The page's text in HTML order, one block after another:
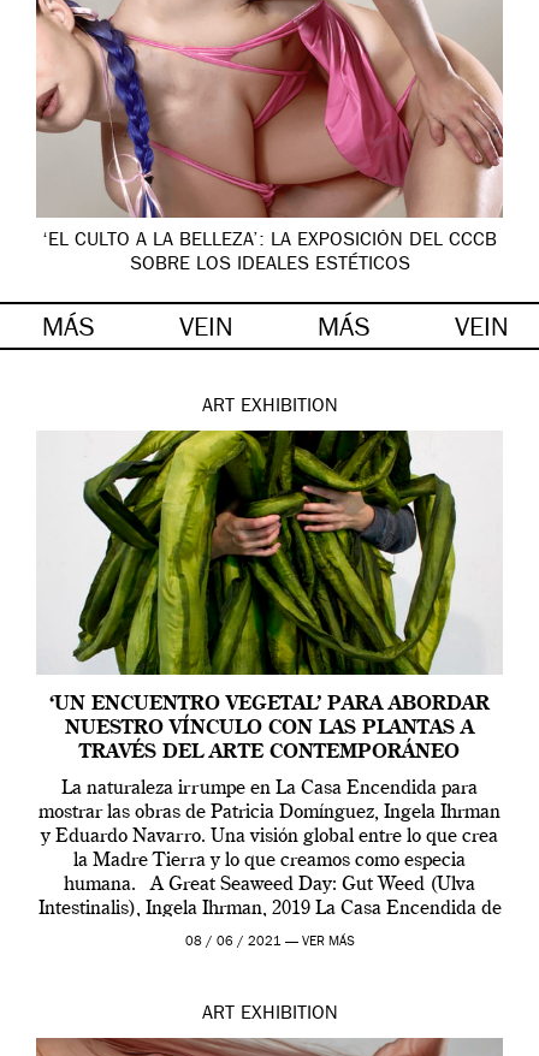
‘EL CULTO A LA BELLEZA’: LA EXPOSICIÓN DEL CCCB
SOBRE LOS IDEALES ESTÉTICOS
MÁS VEIN MÁS VEIN
ART EXHIBITION
‘UN ENCUENTRO VEGETAL’ PARA ABORDAR
NUESTRO VÍNCULO CON LAS PLANTAS A
TRAVÉS DEL ARTE CONTEMPORÁNEO
La naturaleza irrumpe en La Casa Encendida para
mostrar las obras de Patricia Domínguez, Ingela Ihrman
y Eduardo Navarro. Una visión global entre lo que crea
la Madre Tierra y lo que creamos como especia
humana. A Great Seaweed Day: Gut Weed (Ulva
Intestinalis), Ingela Ihrman, 2019 La Casa Encendida de
Madrid y la Wellcome […]
08 / 06 / 2021 — VER MÁS
ART EXHIBITION